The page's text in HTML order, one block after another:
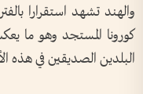
والهند تشهد استقرارا
كورونا المستجد وهو ما
البلدين الصديقين في هذه